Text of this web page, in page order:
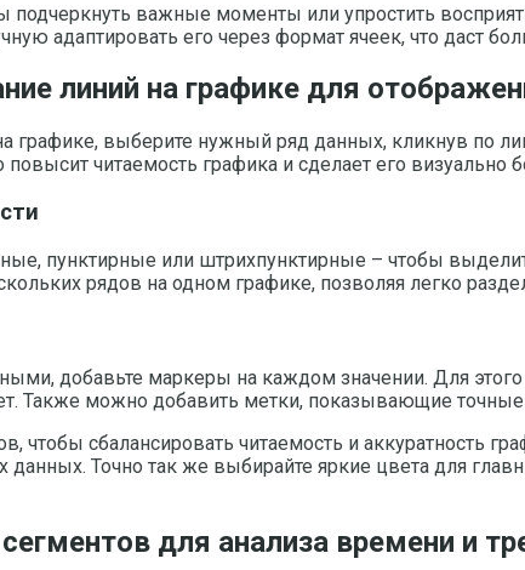
подчеркнуть важные моменты или упростить
адаптировать его через формат ячеек, что даст
линий на графике для
графике, выберите нужный ряд данных, кликнув по
повысит читаемость графика и сделает его визуально
пунктирные или штрихпунктирные – чтобы
рядов на одном графике, позволяя легко
добавьте маркеры на каждом значении. Для
Также можно добавить метки, показывающие точные
чтобы сбалансировать читаемость и аккуратность
Точно так же выбирайте яркие цвета для
для анализа времени и